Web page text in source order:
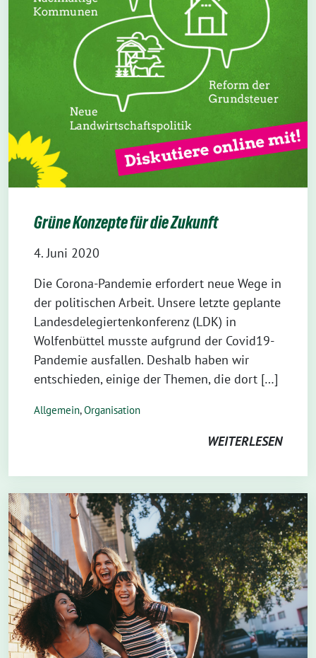
Grüne Konzepte für die Zukunft
4. Juni 2020
Die Corona-Pandemie erfordert neue Wege in
der politischen Arbeit. Unsere letzte geplante
Landesdelegiertenkonferenz (LDK) in
Wolfenbüttel musste aufgrund der Covid19-
Pandemie ausfallen. Deshalb haben wir
entschieden, einige der Themen, die dort […]
Allgemein,Organisation
WEITERLESEN